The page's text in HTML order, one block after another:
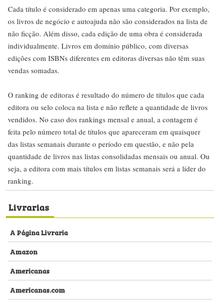
Cada título é considerado em apenas uma categoria. Por exemplo,
os livros de negócio e autoajuda não são considerados na lista de
não ficção. Além disso, cada edição de uma obra é considerada
individualmente. Livros em domínio público, com diversas
edições com ISBNs diferentes em editoras diversas não têm suas
vendas somadas.
O ranking de editoras é resultado do número de títulos que cada
editora ou selo coloca na lista e não reflete a quantidade de livros
vendidos. No caso dos rankings mensal e anual, a contagem é
feita pelo número total de títulos que apareceram em quaisquer
das listas semanais durante o período em questão, e não pela
quantidade de livros nas listas consolidadas mensais ou anual. Ou
seja, a editora com mais títulos em listas semanais será a líder do
ranking.
Livrarias
A Página Livraria
Amazon
Americanas
Americanas.com